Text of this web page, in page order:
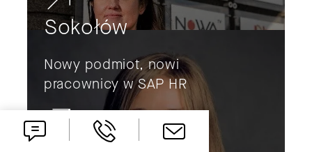
Sokołów
Nowy podmiot, nowi
pracownicy w SAP HR